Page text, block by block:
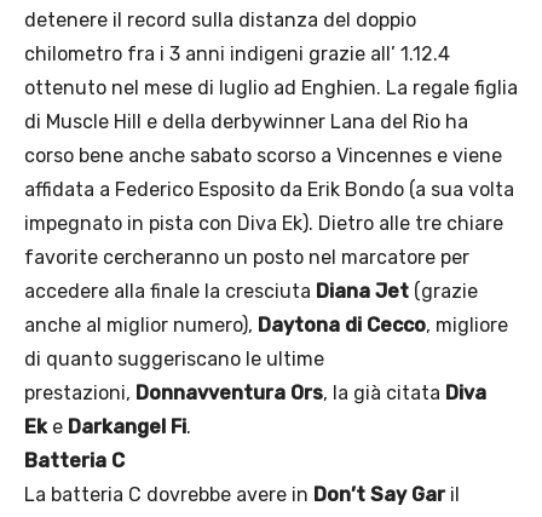
detenere il record sulla distanza del doppio
chilometro fra i 3 anni indigeni grazie all’ 1.12.4
ottenuto nel mese di luglio ad Enghien. La regale figlia
di Muscle Hill e della derbywinner Lana del Rio ha
corso bene anche sabato scorso a Vincennes e viene
affidata a Federico Esposito da Erik Bondo (a sua volta
impegnato in pista con Diva Ek). Dietro alle tre chiare
favorite cercheranno un posto nel marcatore per
accedere alla finale la cresciuta Diana Jet (grazie
anche al miglior numero), Daytona di Cecco, migliore
di quanto suggeriscano le ultime
prestazioni, Donnavventura Ors, la già citata Diva
Eke Darkangel Fi.
Batteria C
La batteria C dovrebbe avere in Don’t Say Garil